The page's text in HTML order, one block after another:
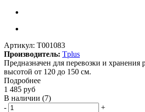
Артикул: Т001083
Производитель: Tplus
Предназначен для перевозки и хранения
высотой от 120 до 150 см.
Подробнее
1 485 руб
В наличии (7)
-
+